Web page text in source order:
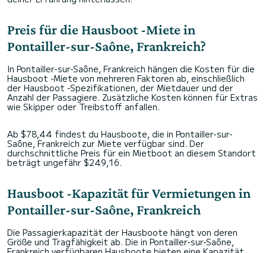
Preis für die Hausboot -Miete in
Pontailler-sur-Saône, Frankreich?
In Pontailler-sur-Saône, Frankreich hängen die Kosten für die
Hausboot -Miete von mehreren Faktoren ab, einschließlich
der Hausboot -Spezifikationen, der Mietdauer und der
Anzahl der Passagiere. Zusätzliche Kosten können für Extras
wie Skipper oder Treibstoff anfallen.
Ab $78,44 findest du Hausboote, die in Pontailler-sur-
Saône, Frankreich zur Miete verfügbar sind. Der
durchschnittliche Preis für ein Mietboot an diesem Standort
beträgt ungefähr $249,16.
Hausboot -Kapazität für Vermietungen in
Pontailler-sur-Saône, Frankreich
Die Passagierkapazität der Hausboote hängt von deren
Größe und Tragfähigkeit ab. Die in Pontailler-sur-Saône,